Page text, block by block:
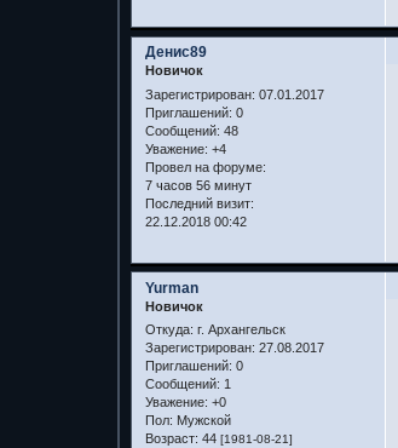
Денис89
Новичок
Зарегистрирован: 07.01.2017
Приглашений: 0
Сообщений: 48
Уважение: +4
Провел на форуме:
7 часов 56 минут
Последний визит:
22.12.2018 00:42
Yurman
Новичок
Откуда: г. Архангельск
Зарегистрирован: 27.08.2017
Приглашений: 0
Сообщений: 1
Уважение: +0
Пол: Мужской
Возраст: 44 [1981-08-21]